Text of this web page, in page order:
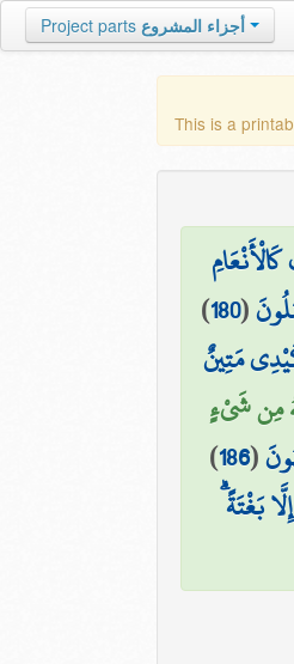
Project parts أجزاء المشروع
This is a
(
180
)
مَتِينٌ
مِن شَيْءٍ
(
186
)
بَغْتَةً